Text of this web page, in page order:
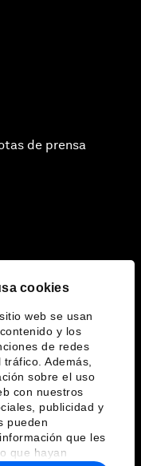
cookies
web se usan
y los
de redes
Además,
sobre el uso
con nuestros
publicidad y
pueden
que les
que hayan
de prensa